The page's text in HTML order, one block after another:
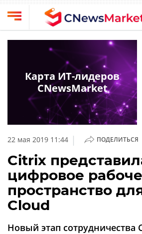
Выбрать
провайдера
Компании
обзоры
кабинет
О
проекте
CNews
Аналитика
CNews
Конференции
Техника
22 мая 2019 11:44 | ПОДЕЛИТЬСЯ
Citrix
цифровое
пространство
Cloud
Новый этап сотрудничества
Карта ИТ-лидеров
CNewsMarket